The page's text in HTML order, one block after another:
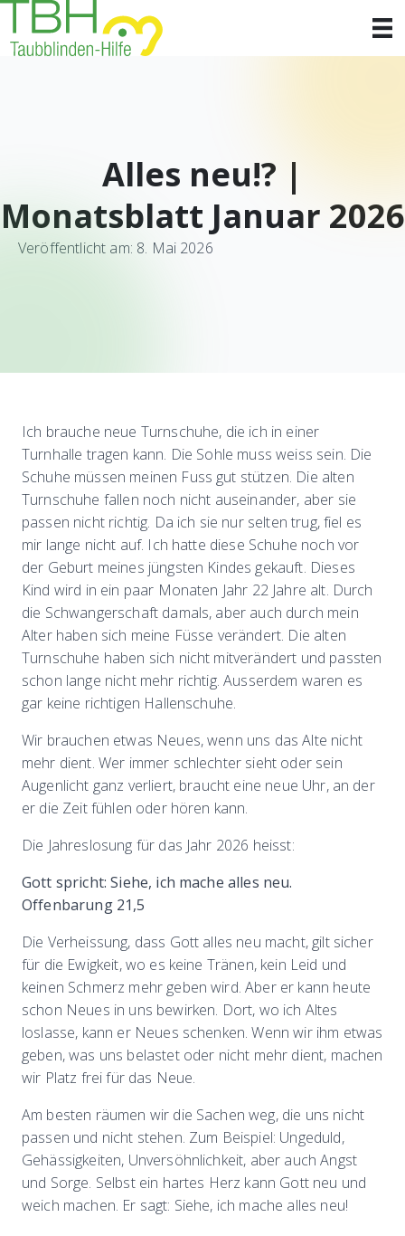
Alles neu!? |
Monatsblatt Januar 2026
Veröffentlicht am: 8. Mai 2026
Ich brauche neue Turnschuhe, die ich in einer
Turnhalle tragen kann. Die Sohle muss weiss sein. Die
Schuhe müssen meinen Fuss gut stützen. Die alten
Turnschuhe fallen noch nicht auseinander, aber sie
passen nicht richtig. Da ich sie nur selten trug, fiel es
mir lange nicht auf. Ich hatte diese Schuhe noch vor
der Geburt meines jüngsten Kindes gekauft. Dieses
Kind wird in ein paar Monaten Jahr 22 Jahre alt. Durch
die Schwangerschaft damals, aber auch durch mein
Alter haben sich meine Füsse verändert. Die alten
Turnschuhe haben sich nicht mitverändert und passten
schon lange nicht mehr richtig. Ausserdem waren es
gar keine richtigen Hallenschuhe.
Wir brauchen etwas Neues, wenn uns das Alte nicht
mehr dient. Wer immer schlechter sieht oder sein
Augenlicht ganz verliert, braucht eine neue Uhr, an der
er die Zeit fühlen oder hören kann.
Die Jahreslosung für das Jahr 2026 heisst:
Gott spricht: Siehe, ich mache alles neu.
Offenbarung 21,5
Die Verheissung, dass Gott alles neu macht, gilt sicher
für die Ewigkeit, wo es keine Tränen, kein Leid und
keinen Schmerz mehr geben wird. Aber er kann heute
schon Neues in uns bewirken. Dort, wo ich Altes
loslasse, kann er Neues schenken. Wenn wir ihm etwas
geben, was uns belastet oder nicht mehr dient, machen
wir Platz frei für das Neue.
Am besten räumen wir die Sachen weg, die uns nicht
passen und nicht stehen. Zum Beispiel: Ungeduld,
Gehässigkeiten, Unversöhnlichkeit, aber auch Angst
und Sorge. Selbst ein hartes Herz kann Gott neu und
weich machen. Er sagt: Siehe, ich mache alles neu!